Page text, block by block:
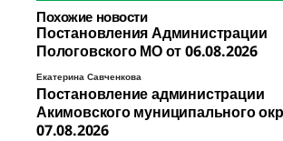
Похожие новости
Постановления Администрации
Пологовского МО от 06.08.2026
Екатерина Савченкова
Постановление администрации
Акимовского муниципального
07.08.2026